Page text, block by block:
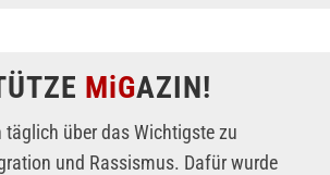
MiGAZIN!
täglich über das Wichtigste zu
und Rassismus. Dafür wurde